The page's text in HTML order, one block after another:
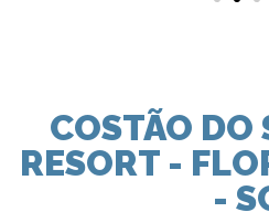
COSTÃO DO
RESORT -
-